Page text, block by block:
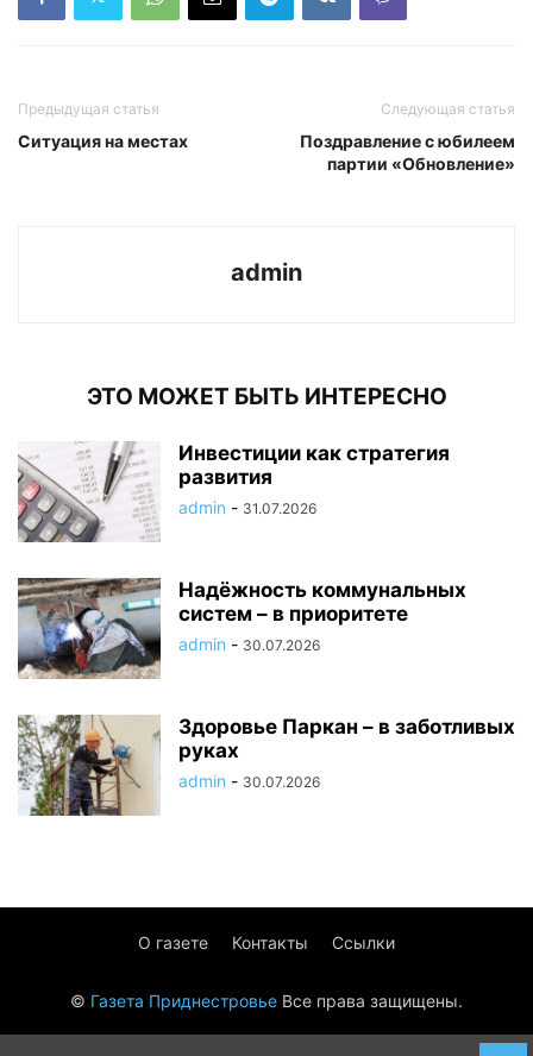
Предыдущая статья
Ситуация на местах
Следующая статья
Поздравление с юбилеем
партии «Обновление»
admin
ЭТО МОЖЕТ БЫТЬ ИНТЕРЕСНО
Инвестиции как стратегия
развития
admin - 31.07.2026
Надёжность коммунальных
систем – в приоритете
admin - 30.07.2026
Здоровье Паркан – в заботливых
руках
admin - 30.07.2026
О газете Контакты Ссылки
© Газета Приднестровье Все права защищены.